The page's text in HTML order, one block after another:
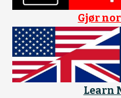
Gjør
Learn